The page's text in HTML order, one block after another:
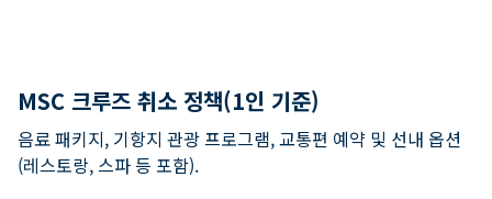
MSC 크루즈 취소 정책(1인 기준)
음료 패키지, 기항지 관광 프로그램, 교통편 예약 및 선내 옵션
(레스토랑, 스파 등 포함).